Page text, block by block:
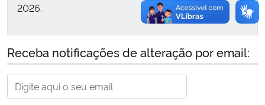
Advocacia-Geral da União
Planalto
2026.
Receba notificações de alteração por email: